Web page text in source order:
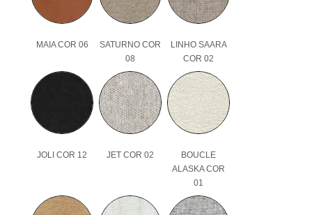
MAIA COR 06
SATURNO COR
08
LINHO SAARA
COR 02
JOLI COR 12 JET COR 02
BOUCLE
ALASKA COR
01